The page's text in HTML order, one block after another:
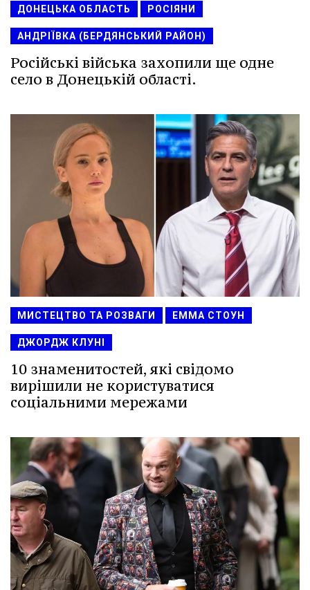
ДОНЕЦЬКА ОБЛАСТЬ РОСІЯНИ
АНДРІЇВКА (БЕРДЯНСЬКИЙ РАЙОН)
Російські війська захопили ще одне
село в Донецькій області.
МИСТЕЦТВО ТА РОЗВАГИ ЕММА СТОУН
ДЖОРДЖ КЛУНІ
10 знаменитостей, які свідомо
вирішили не користуватися
соціальними мережами